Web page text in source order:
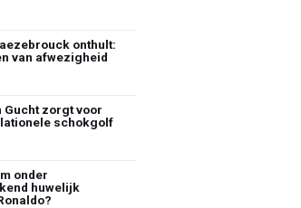
onthult:
van afwezigheid
Gucht zorgt voor
schokgolf
onder
huwelijk